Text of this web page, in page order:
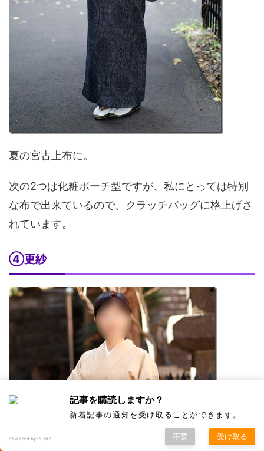
夏の宮古上布に。
次の2つは化粧ポーチ型ですが、私にとっては特別
な布で出来ているので、クラッチバッグに格上げさ
れています。
④更紗
記事を購読しますか？
新着記事の通知を受け取ることができます。
Powered by Push7 不要 受け取る